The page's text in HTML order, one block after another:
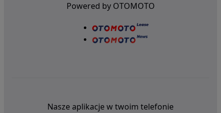
Powered by OTOMOTO
Nasze aplikacje w twoim telefonie